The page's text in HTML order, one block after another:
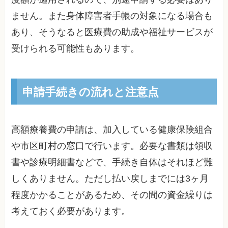
ません。また身体障害者手帳の対象になる場合も
あり、そうなると医療費の助成や福祉サービスが
受けられる可能性もあります。
申請手続きの流れと注意点
高額療養費の申請は、加入している健康保険組合
や市区町村の窓口で行います。必要な書類は領収
書や診療明細書などで、手続き自体はそれほど難
しくありません。ただし払い戻しまでには3ヶ月
程度かかることがあるため、その間の資金繰りは
考えておく必要があります。